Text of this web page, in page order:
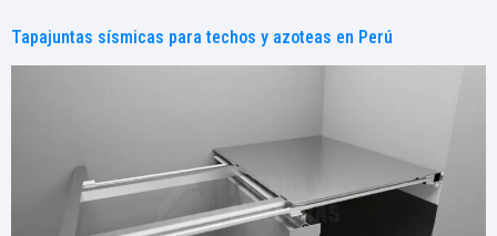
Tapajuntas sísmicas para techos y azoteas en Perú